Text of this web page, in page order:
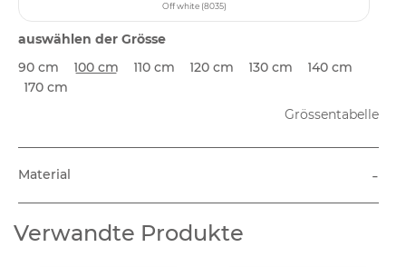
Off white (8035)
auswählen der Grösse
90 cm
100 cm 110 cm 120 cm 130 cm
140 cm
170 cm
Grössentabelle
Material -
Verwandte Produkte